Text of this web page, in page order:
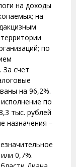
на доходы
на
по
счет
на 96,2%.
по
тыс. рублей
назначения –
0,7%.